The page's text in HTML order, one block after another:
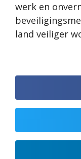
werk en
land veiliger